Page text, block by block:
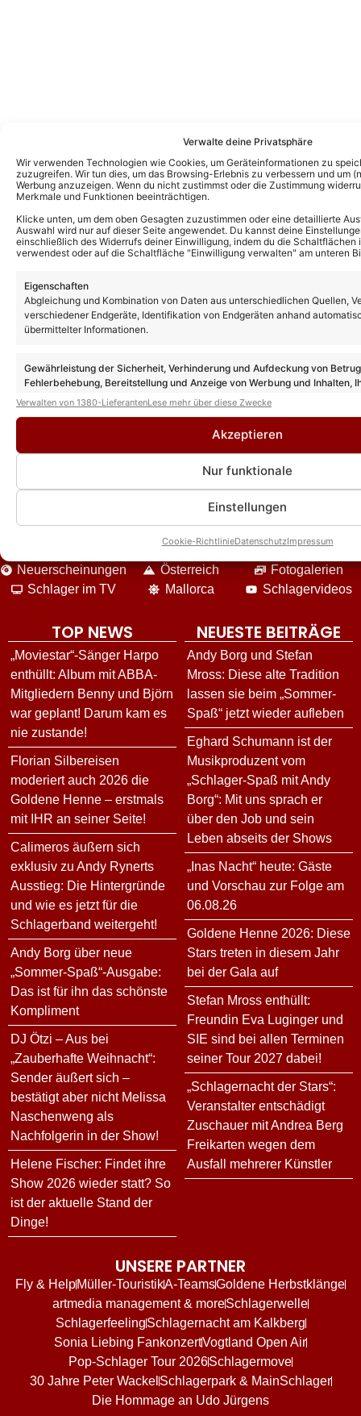
Verwalte deine Privatsphäre
Wir verwenden Technologien wie Cookies, um Geräteinformationen zu
zuzugreifen. Wir tun dies, um das Browsing-Erlebnis zu verbessern und um
Werbung anzuzeigen. Wenn du nicht zustimmst oder die Zustimmung
Merkmale und Funktionen beeinträchtigen.
Klicke unten, um dem oben Gesagten zuzustimmen oder eine detaillierte
Auswahl wird nur auf dieser Seite angewendet. Du kannst deine
einschließlich des Widerrufs deiner Einwilligung, indem du die
verwendest oder auf die Schaltfläche "Einwilligung verwalten" am unteren
Eigenschaften
Abgleichung und Kombination von Daten aus unterschiedlichen Quellen,
verschiedener Endgeräte, Identifikation von Endgeräten anhand
übermittelter Informationen.
Gewährleistung der Sicherheit, Verhinderung und Aufdeckung von
Fehlerbehebung, Bereitstellung und Anzeige von Werbung und Inhalten,
Entscheidungen zum Datenschutz speichern und übermitteln.
Verwalten von 1380-LieferantenLese mehr über diese Zwecke
Akzeptieren
Nur funktionale
Einstellungen
Cookie-RichtlinieDatenschutzImpressum
Das könnte Euch auch interessieren:
DIE VIELFALT UNSERES ANGEBOTES
Neuerscheinungen
Schlager im TV
Reisen
Österreich
Mallorca
Star-Biografien
Fotogalerien
Schlagervideos
TOP NEWS
„Moviestar“-Sänger Harpo
enthüllt: Album mit ABBA-
Mitgliedern Benny und Björn
war geplant! Darum kam es
nie zustande!
Florian Silbereisen
moderiert auch 2026 die
Goldene Henne – erstmals
mit IHR an seiner Seite!
Calimeros äußern sich
exklusiv zu Andy Rynerts
Ausstieg: Die Hintergründe
und wie es jetzt für die
Schlagerband weitergeht!
Andy Borg über neue
„Sommer-Spaß“-Ausgabe:
Das ist für ihn das schönste
Kompliment
DJ Ötzi – Aus bei
„Zauberhafte Weihnacht“:
Sender äußert sich –
bestätigt aber nicht Melissa
Naschenweng als
Nachfolgerin in der Show!
Helene Fischer: Findet ihre
Show 2026 wieder statt? So
ist der aktuelle Stand der
Dinge!
NEUESTE BEITRÄGE
Andy Borg und Stefan
Mross: Diese alte Tradition
lassen sie beim „Sommer-
Spaß“ jetzt wieder aufleben
Eghard Schumann ist der
Musikproduzent vom
„Schlager-Spaß mit Andy
Borg“: Mit uns sprach er
über den Job und sein
Leben abseits der Shows
„Inas Nacht“ heute: Gäste
und Vorschau zur Folge am
06.08.26
Goldene Henne 2026: Diese
Stars treten in diesem Jahr
bei der Gala auf
Stefan Mross enthüllt:
Freundin Eva Luginger und
SIE sind bei allen Terminen
seiner Tour 2027 dabei!
„Schlagernacht der Stars“:
Veranstalter entschädigt
Zuschauer mit Andrea Berg
Freikarten wegen dem
Ausfall mehrerer Künstler
UNSERE PARTNER
Fly & HelpMüller-TouristikA-TeamsGoldene Herbstklänge
artmedia management & moreSchlagerwelle
SchlagerfeelingSchlagernacht am Kalkberg
Sonia Liebing FankonzertVogtland Open Air
Pop-Schlager Tour 2026Schlagermove
30 Jahre Peter Wackel Schlagerpark & MainSchlager
Die Hommage an Udo Jürgens